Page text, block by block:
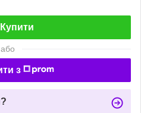
Купити
або
з